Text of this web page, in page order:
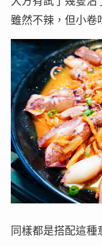
雖然不辣，但小卷
同樣都是搭配這種